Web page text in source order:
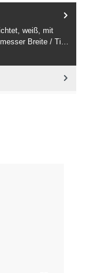
weiß, mit
Breite / Ti…